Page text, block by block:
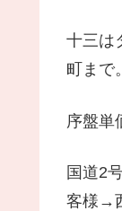
十三は
町まで
序盤単
国道2
客様→